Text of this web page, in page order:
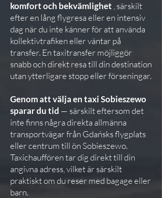
komfort och bekvämlighet , särskilt
efter en lång flygresa eller en intensiv
dag när du inte känner för att använda
kollektivtrafiken eller väntar på
transfer. En taxitransfer möjliggör
snabb och direkt resa till din destination
utan ytterligare stopp eller förseningar.
Genom att välja en taxi Sobieszewo
sparar du tid — särskilt eftersom det
inte finns några direkta allmänna
transportvägar från Gdańsks flygplats
eller centrum till ön Sobieszewo.
Taxichauffören tar dig direkt till din
angivna adress, vilket är särskilt
praktiskt om du reser med bagage eller
barn.